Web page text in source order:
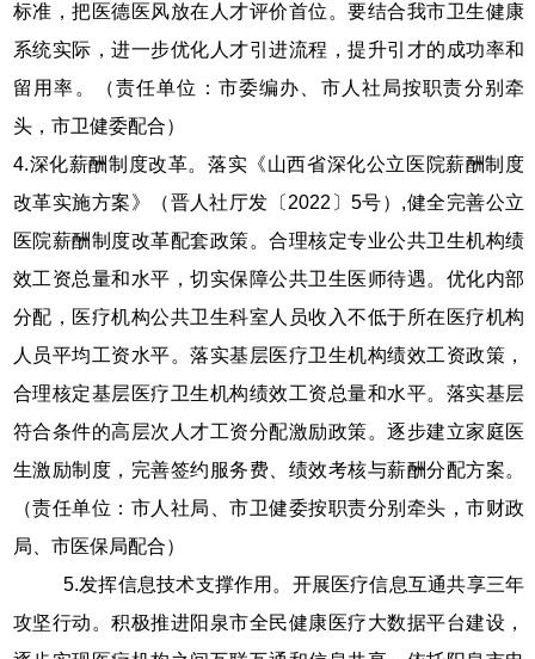
标准，把医德医风放在人才评价首位。要结合我市卫生健康
系统实际，进一步优化人才引进流程，提升引才的成功率和
留用率。（责任单位：市委编办、市人社局按职责分别牵
头，市卫健委配合）
4.深化薪酬制度改革。落实《山西省深化公立医院薪酬制度
改革实施方案》（晋人社厅发〔2022〕5号）,健全完善公立
医院薪酬制度改革配套政策。合理核定专业公共卫生机构绩
效工资总量和水平，切实保障公共卫生医师待遇。优化内部
分配，医疗机构公共卫生科室人员收入不低于所在医疗机构
人员平均工资水平。落实基层医疗卫生机构绩效工资政策，
合理核定基层医疗卫生机构绩效工资总量和水平。落实基层
符合条件的高层次人才工资分配激励政策。逐步建立家庭医
生激励制度，完善签约服务费、绩效考核与薪酬分配方案。
（责任单位：市人社局、市卫健委按职责分别牵头，市财政
局、市医保局配合）
5.发挥信息技术支撑作用。开展医疗信息互通共享三年
攻坚行动。积极推进阳泉市全民健康医疗大数据平台建设，